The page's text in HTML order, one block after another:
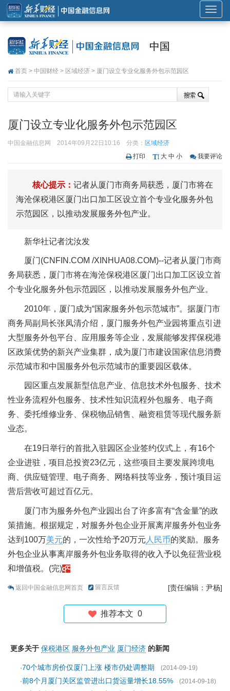
展
开
中国
首页 > 中国财经 > 区域经济 > 厦门设立专业化服务外包示范园区
厦门设立专业化服务外包示范园区
中国金融信息网 2014年09月22日10:16 分类： 区域经济
打印
大 中 小 我要评论
核心提示： 记者从厦门市商务局获悉，厦门市将在
海沧保税港区厦门出口加工区设立首个专业化服务外包
示范园区，以推动发展服务外包产业。
新华社记者沈汝发
厦门(CNFIN.COM /XINHUA08.COM)--记者从厦门市商
务局获悉，厦门市将在海沧保税港区厦门出口加工区设立首
个专业化服务外包示范园区，以推动发展服务外包产业。
2010年，厦门成为“国家服务外包示范城市”。据厦门市
商务局副局长张凤清介绍，厦门服务外包产业园将重点引进
大型服务外包平台、应用服务等企业，发展能够发挥保税港
区政策优势的新兴产业集群，成为厦门市建设国家信息消费
示范城市和中国服务外包示范城市的重要园区载体。
园区重点发展新型信息产业、信息技术外包服务、技术
性业务流程外包服务、技术性知识流程外包服务、电子商
务、委托维修业务、保税物品销售、融资租赁等现代服务新
业态。
在19日举行的首批入驻园区企业签约仪式上，有16个
企业进驻，项目总投资23亿元，这些项目主要发展跨境电
商、供应链管理、电子商务、网络科技等业务，预计项目运
营后营收可超过百亿元。
厦门市为服务外包产业园出台了许多富有“含金量”的政
策措施。根据规定，对服务外包企业开展离岸服务外包业务
达到100万美元的，一次性给予20万元 人民币的奖励。服务
外包企业从事离岸服务外包业务取得的收入予以免征营业税
和增值税。(完)
返回中国金融信息网首页 留言反馈 [责任编辑：尹杨]
推荐本文 0
更多关于 保税港区 服务外包产业 厦门经济 的新闻
·70个城市房价仅厦门上涨 楼市仍处调整期
(2014-09-19)
·前8个月厦门关区监管进出口货运量增长18.55%
(2014-09-18)